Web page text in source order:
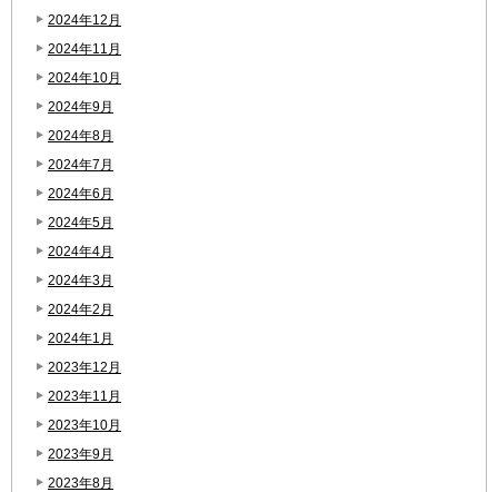
2024年12月
2024年11月
2024年10月
2024年9月
2024年8月
2024年7月
2024年6月
2024年5月
2024年4月
2024年3月
2024年2月
2024年1月
2023年12月
2023年11月
2023年10月
2023年9月
2023年8月